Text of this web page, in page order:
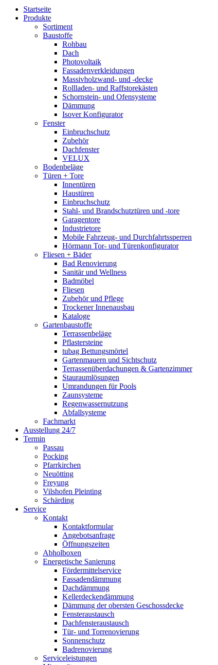
Startseite
Produkte
Sortiment
Baustoffe
Rohbau
Dach
Photovoltaik
Fassadenverkleidungen
Massivholzwand- und -decke
Rollladen- und Raffstorekästen
Schornstein- und Ofensysteme
Dämmung
Isover Konfigurator
Fenster
Einbruchschutz
Zubehör
Dachfenster
VELUX
Bodenbeläge
Türen + Tore
Innentüren
Haustüren
Einbruchschutz
Stahl- und Brandschutztüren und -tore
Garagentore
Industrietore
Mobile Fahrzeug- und Durchfahrtssperren
Hörmann Tor- und Türenkonfigurator
Fliesen + Bäder
Bad Renovierung
Sanitär und Wellness
Badmöbel
Fliesen
Zubehör und Pflege
Trockener Innenausbau
Kataloge
Gartenbaustoffe
Terrassenbeläge
Pflastersteine
tubag Bettungsmörtel
Gartenmauern und Sichtschutz
Terrassenüberdachungen & Gartenzimmer
Stauraumlösungen
Umrandungen für Pools
Zaunsysteme
Regenwassernutzung
Abfallsysteme
Fachmarkt
Ausstellung 24/7
Termin
Passau
Pocking
Pfarrkirchen
Neuötting
Freyung
Vilshofen Pleinting
Schärding
Service
Kontakt
Kontaktformular
Angebotsanfrage
Öffnungszeiten
Abholboxen
Energetische Sanierung
Fördermittelservice
Fassadendämmung
Dachdämmung
Kellerdeckendämmung
Dämmung der obersten Geschossdecke
Fensteraustausch
Dachfensteraustausch
Tür- und Torrenovierung
Sonnenschutz
Badrenovierung
Serviceleistungen